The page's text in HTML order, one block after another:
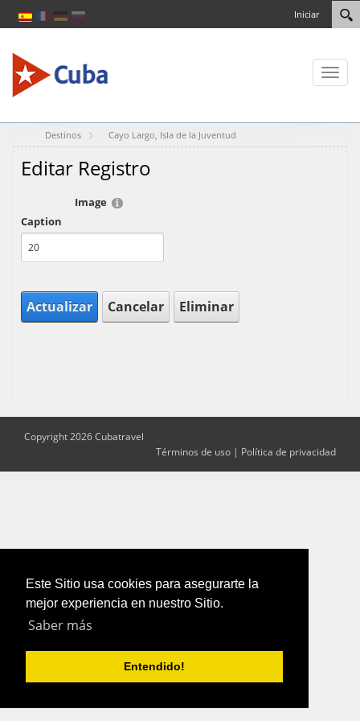
Este Sitio usa cookies para asegurarte la
mejor experiencia en nuestro Sitio.
Saber más
Entendido!
Iniciar
Toggle
Destinos Cayo Largo, Isla de la Juventud
Editar Registro
Image
Caption
Actualizar Cancelar Eliminar
Copyright 2026 Cubatravel
Términos de uso | Política de privacidad